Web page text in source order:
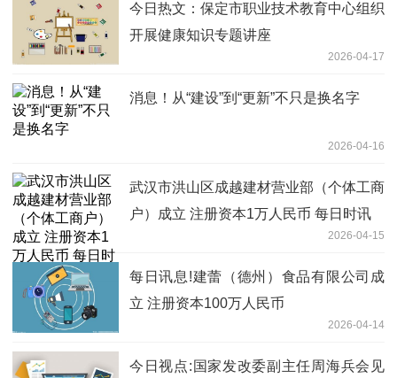
今日热文：保定市职业技术教育中心组织
开展健康知识专题讲座
2026-04-17
消息！从“建设”到“更新”不只是换名字
2026-04-16
武汉市洪山区成越建材营业部（个体工商
户）成立 注册资本1万人民币 每日时讯
2026-04-15
每日讯息!建蕾（德州）食品有限公司成
立 注册资本100万人民币
2026-04-14
今日视点:国家发改委副主任周海兵会见